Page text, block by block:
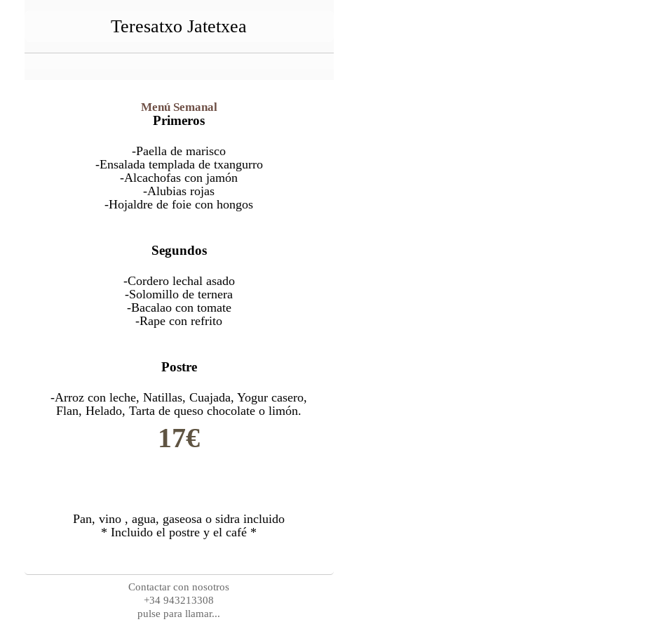
Teresatxo Jatetxea
Menú Semanal
Primeros
-Paella de marisco
-Ensalada templada de txangurro
-Alcachofas con jamón
-Alubias rojas
-Hojaldre de foie con hongos
Segundos
-Cordero lechal asado
-Solomillo de ternera
-Bacalao con tomate
-Rape con refrito
Postre
-Arroz con leche, Natillas, Cuajada, Yogur casero,
Flan, Helado, Tarta de queso chocolate o limón.
17€
Pan, vino , agua, gaseosa o sidra incluido
* Incluido el postre y el café *
Contactar con nosotros
+34 943213308
pulse para llamar...